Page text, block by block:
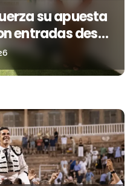
su apuesta
entradas desde